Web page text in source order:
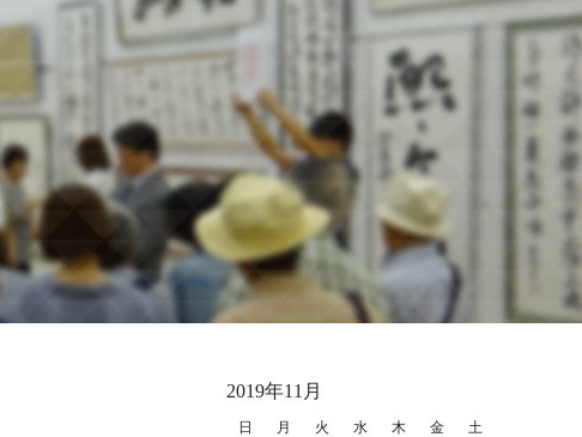
2019年11月
日 月 火 水 木 金 土